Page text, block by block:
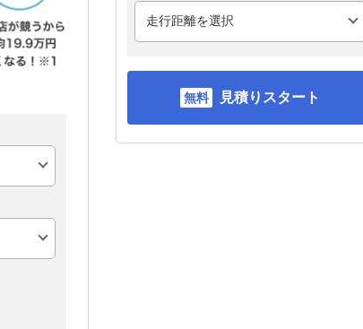
見積りスタート